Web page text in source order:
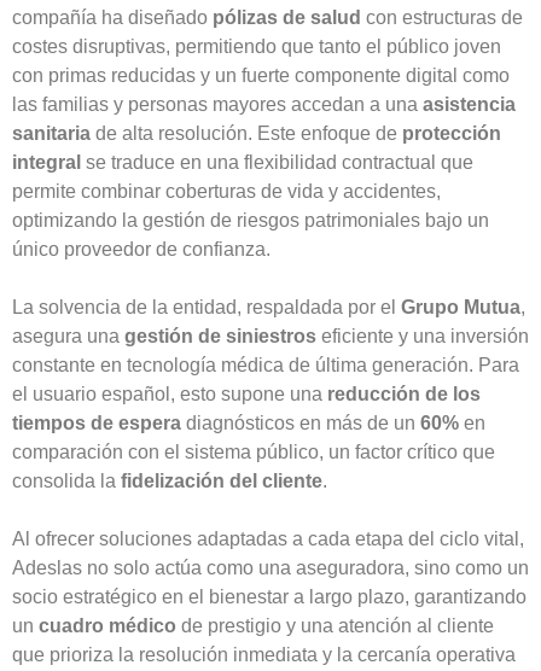
compañía ha diseñado pólizas de salud con estructuras de
costes disruptivas, permitiendo que tanto el público joven
con primas reducidas y un fuerte componente digital como
las familias y personas mayores accedan a una asistencia
sanitaria de alta resolución. Este enfoque de protección
integral se traduce en una flexibilidad contractual que
permite combinar coberturas de vida y accidentes,
optimizando la gestión de riesgos patrimoniales bajo un
único proveedor de confianza.
La solvencia de la entidad, respaldada por el Grupo Mutua,
asegura una gestión de siniestros eficiente y una inversión
constante en tecnología médica de última generación. Para
el usuario español, esto supone una reducción de los
tiempos de espera diagnósticos en más de un 60% en
comparación con el sistema público, un factor crítico que
consolida la fidelización del cliente.
Al ofrecer soluciones adaptadas a cada etapa del ciclo vital,
Adeslas no solo actúa como una aseguradora, sino como un
socio estratégico en el bienestar a largo plazo, garantizando
un cuadro médico de prestigio y una atención al cliente
que prioriza la resolución inmediata y la cercanía operativa